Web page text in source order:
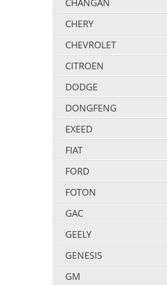
CHANGAN
CHERY
CHEVROLET
CITROEN
DODGE
DONGFENG
EXEED
FIAT
FORD
FOTON
GAC
GEELY
GENESIS
GM